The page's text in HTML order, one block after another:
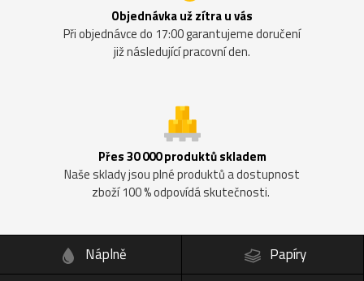
Objednávka už zítra u vás
Při objednávce do 17:00 garantujeme doručení
již následující pracovní den.
Přes 30 000 produktů skladem
Naše sklady jsou plné produktů a dostupnost
zboží 100 % odpovídá skutečnosti.
Náplně
Papíry